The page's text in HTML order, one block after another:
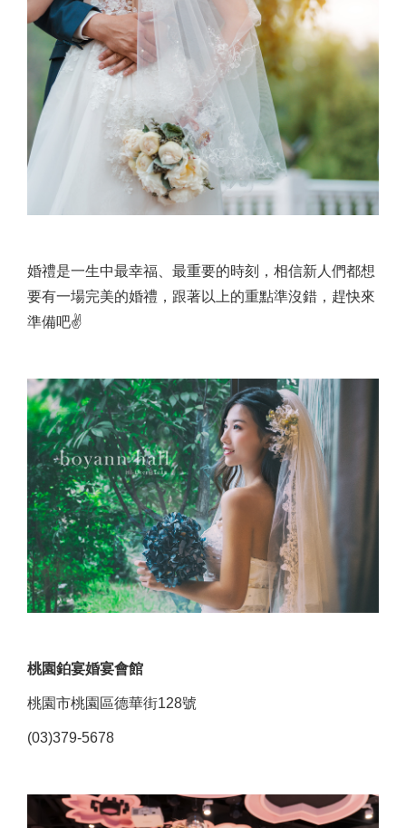
婚禮是一生中最幸福、最重要的時刻，相信新人們都想
要有一場完美的婚禮，跟著以上的重點準沒錯，趕快來
準備吧✌️
桃園鉑宴婚宴會館
桃園市桃園區德華街128號
(03)379-5678